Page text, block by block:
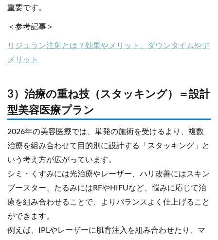
重要です。
＜参考記事＞
リジュラン注射とは？効果やメリット、ダウンタイムやデ
メリット
3）治療の重ね技（スタッキング）＝設計
型美容医療プラン
2026年の美容医療では、単発の施術を受けるより、複数
治療を組み合わせて目的別に設計する「スタッキング」と
いう考え方が広がっています。
シミ・くすみには光治療やレーザー、ハリ改善にはスキン
ブースター、たるみにはRFやHIFUなど、悩みに応じて治
療を組み合わせることで、よりバランスよく仕上げること
ができます。
例えば、IPLやレーザーに肌育注入を組み合わせたり、マ